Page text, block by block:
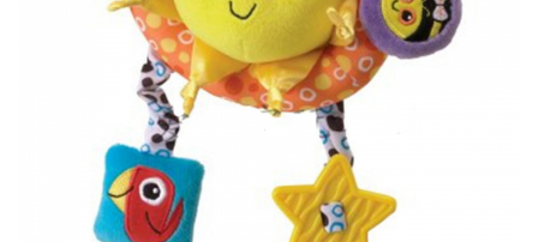
Alfabet si matematica
Jocuri de memorie si inteligenta
Seria Lectia de sanatate
Editura Galaxia Copiilor
Pisicile Războinice
Colectia Pia Papadia
Colectia Micul Paianjen Firicel